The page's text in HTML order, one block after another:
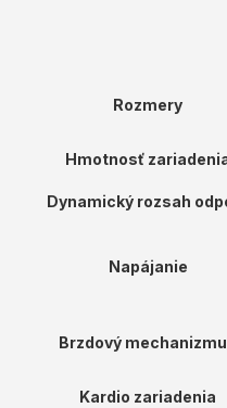
Rozmery
Hmotnosť
Dynamický rozsah
Napájanie
Brzdový
Kardio zariadenia